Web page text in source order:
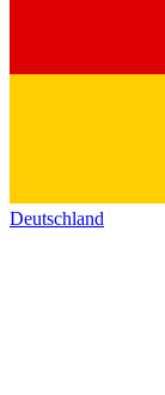
Deutschland